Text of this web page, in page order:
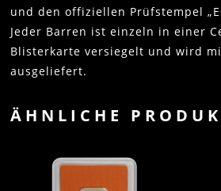
und den offiziellen Prüfstempel
Jeder Barren ist einzeln in einer
Blisterkarte versiegelt und wird
ausgeliefert.
ÄHNLICHE